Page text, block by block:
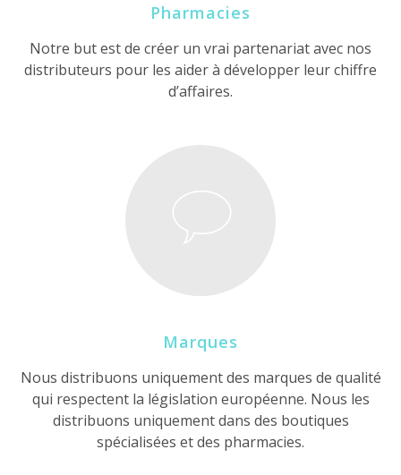
Pharmacies
Notre but est de créer un vrai partenariat avec nos
distributeurs pour les aider à développer leur chiffre
d’affaires.
Marques
Nous distribuons uniquement des marques de qualité
qui respectent la législation européenne. Nous les
distribuons uniquement dans des boutiques
spécialisées et des pharmacies.